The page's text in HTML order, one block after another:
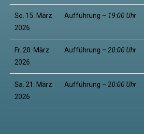
So. 15. März
2026
Aufführung – 19:00 Uhr
Fr. 20. März
2026
Aufführung – 20:00 Uhr
Sa. 21. März
2026
Aufführung – 20:00 Uhr